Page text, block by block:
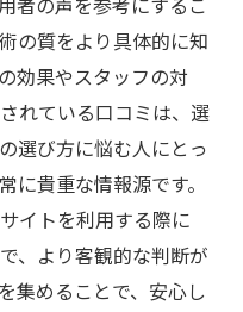
者の声を参考にするこ
の質をより具体的に知
効果やスタッフの対
れている口コミは、選
選び方に悩む人にとっ
に貴重な情報源です。
イトを利用する際に
、より客観的な判断が
集めることで、安心し